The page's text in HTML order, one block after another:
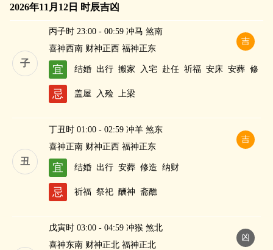
2026年11月12日 时辰吉凶
子
吉
丙子时 23:00 - 00:59 冲马 煞南
喜神西南 财神正西 福神正东
宜 结婚 出行 搬家 入宅 赴任 祈福 安床 安葬 修
造
纳财
忌 盖屋 入殓 上梁
丑
吉
丁丑时 01:00 - 02:59 冲羊 煞东
喜神正南 财神正西 福神正东
宜 结婚 出行 安葬 修造 纳财
忌 祈福 祭祀 酬神 斋醮
凶
戊寅时 03:00 - 04:59 冲猴 煞北
喜神东南 财神正北 福神正北